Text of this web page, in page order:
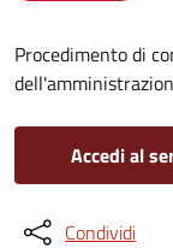
Procedimento di
Accedi al
Condividi